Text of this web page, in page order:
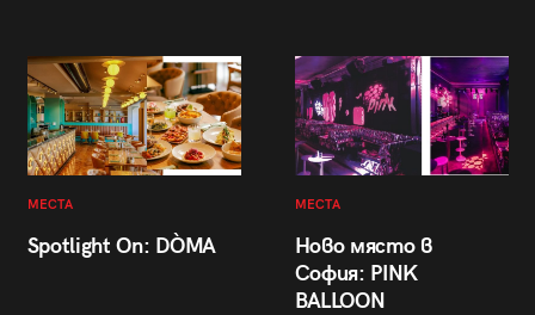
МЕСТА
Spotlight On: DÒMA
МЕСТА
Ново място в
София: PINK
BALLOON